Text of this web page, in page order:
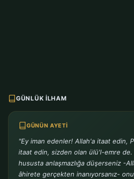
GÜNLÜK İLHAM
GÜNÜN AYETI
"Ey iman edenler! Allah'a itaat edin,
itaat edin, sizden olan ülü'l-emre de.
hususta anlaşmazlığa düşerseniz -
âhirete gerçekten inanıyorsanız-